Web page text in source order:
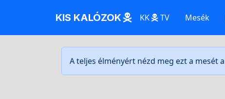
KIS KALÓZOK KK TV Mesék
A teljes élményért nézd meg ezt a mesét a